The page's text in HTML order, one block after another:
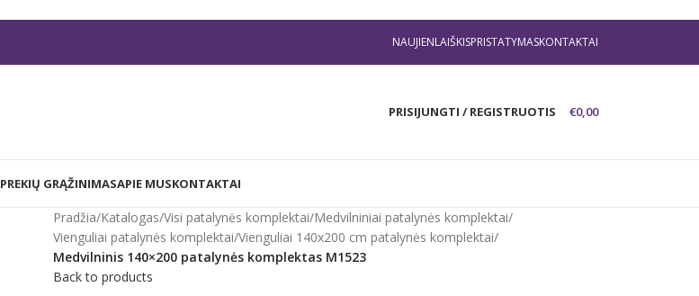
NAUJIENLAIŠKISPRISTATYMASKONTAKTAI
PRISIJUNGTI / REGISTRUOTIS €0,00
PREKIŲ GRĄŽINIMASAPIE MUSKONTAKTAI
Pradžia/Katalogas/Visi patalynės komplektai/Medvilniniai patalynės komplektai/
Vienguliai patalynės komplektai/Vienguliai 140x200 cm patalynės komplektai/
Medvilninis 140×200 patalynės komplektas M1523
Back to products